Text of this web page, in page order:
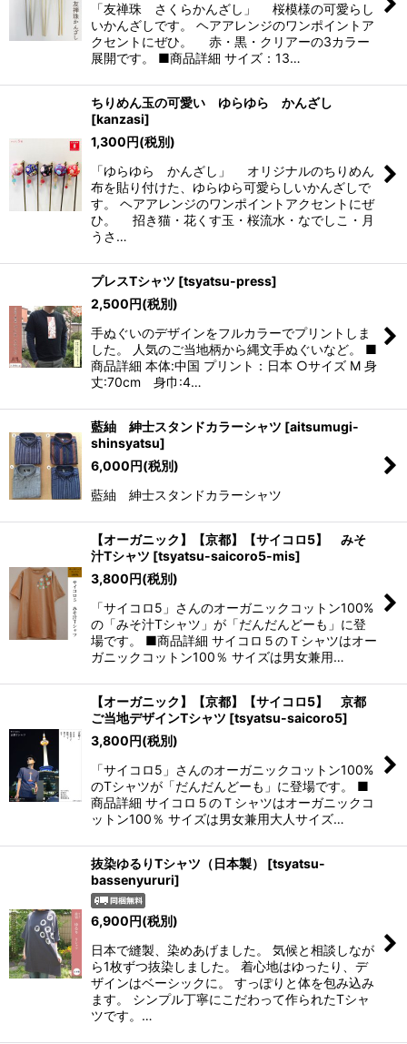
「友禅珠 さくらかんざし」 桜模様の可愛らし
いかんざしです。 ヘアアレンジのワンポイントア
クセントにぜひ。 赤・黒・クリアーの3カラー
展開です。 ■商品詳細 サイズ：13…
ちりめん玉の可愛い ゆらゆら かんざし
[kanzasi]
1,300円(税別)
「ゆらゆら かんざし」 オリジナルのちりめん
布を貼り付けた、ゆらゆら可愛らしいかんざしで
す。 ヘアアレンジのワンポイントアクセントにぜ
ひ。 招き猫・花くす玉・桜流水・なでしこ・月
うさ…
プレスTシャツ [tsyatsu-press]
2,500円(税別)
手ぬぐいのデザインをフルカラーでプリントしま
した。 人気のご当地柄から縄文手ぬぐいなど。 ■
商品詳細 本体:中国 プリント：日本 ○サイズ M 身
丈:70cm 身巾:4…
藍紬 紳士スタンドカラーシャツ [aitsumugi-
shinsyatsu]
6,000円(税別)
藍紬 紳士スタンドカラーシャツ
【オーガニック】【京都】【サイコロ5】 みそ
汁Tシャツ [tsyatsu-saicoro5-mis]
3,800円(税別)
「サイコロ5」さんのオーガニックコットン100%
の「みそ汁Tシャツ」が「だんだんどーも」に登
場です。 ■商品詳細 サイコロ５のＴシャツはオー
ガニックコットン100％ サイズは男女兼用…
【オーガニック】【京都】【サイコロ5】 京都
ご当地デザインTシャツ [tsyatsu-saicoro5]
3,800円(税別)
「サイコロ5」さんのオーガニックコットン100%
のTシャツが「だんだんどーも」に登場です。 ■
商品詳細 サイコロ５のＴシャツはオーガニックコ
ットン100％ サイズは男女兼用大人サイズ…
抜染ゆるりTシャツ（日本製） [tsyatsu-
bassenyururi]
6,900円(税別)
日本で縫製、染めあげました。 気候と相談しなが
ら1枚ずつ抜染しました。 着心地はゆったり、デ
ザインはベーシックに。 すっぽりと体を包み込み
ます。 シンプル丁寧にこだわって作られたTシャ
ツです。…